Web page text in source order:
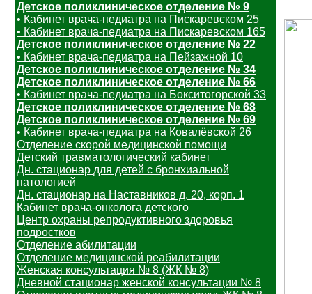
Детское поликлиническое отделение № 9
• Кабинет врача-педиатра на Пискаревском 25
• Кабинет врача-педиатра на Пискаревском 165
Детское поликлиническое отделение № 22
• Кабинет врача-педиатра на Пейзажной 10
Детское поликлиническое отделение № 34
Детское поликлиническое отделение № 66
• Кабинет врача-педиатра на Бокситогорской 33
Детское поликлиническое отделение № 68
Детское поликлиническое отделение № 69
• Кабинет врача-педиатра на Ковалёвской 26
Отделение скорой медицинской помощи
Детский травматологический кабинет
Дн. стационар для детей с бронхиальной
патологией
Дн. стационар на Наставников д. 20, корп. 1
Кабинет врача-онколога детского
Центр охраны репродуктивного здоровья
подростков
Отделение абилитации
Отделение медицинской реабилитации
Женская консультация № 8 (ЖК № 8)
Дневной стационар женской консультации № 8